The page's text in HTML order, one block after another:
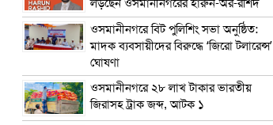
লড়ছেন ওসমানীনগরের হারুন-অর-রশিদ
ওসমানীনগরে বিট পুলিশিং সভা অনুষ্ঠিত:
মাদক ব্যবসায়ীদের বিরুদ্ধে ‘জিরো টলারেন্স’
ঘোষণা
ওসমানীনগরে ২৮ লাখ টাকার ভারতীয়
জিরাসহ ট্রাক জব্দ, আটক ১